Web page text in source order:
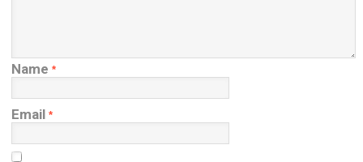
Name *
Email *